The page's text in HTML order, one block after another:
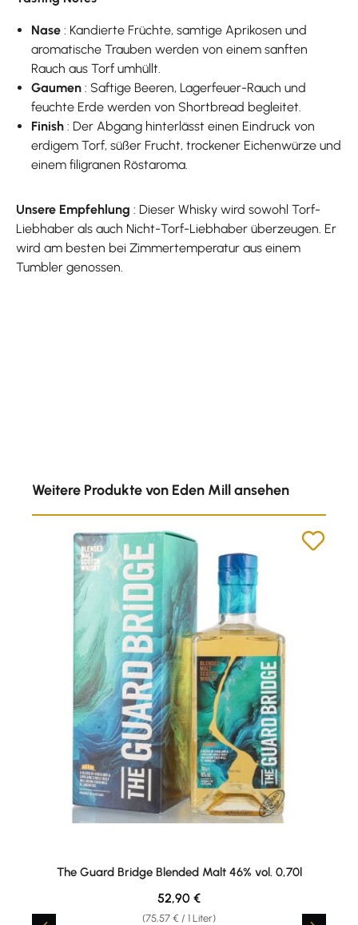
Nase: Kandierte Früchte, samtige Aprikosen und
aromatische Trauben werden von einem sanften
Rauch aus Torf umhüllt.
Gaumen: Saftige Beeren, Lagerfeuer-Rauch und
feuchte Erde werden von Shortbread begleitet.
Finish: Der Abgang hinterlässt einen Eindruck von
erdigem Torf, süßer Frucht, trockener Eichenwürze und
einem filigranen Röstaroma.
Unsere Empfehlung : Dieser Whisky wird sowohl Torf-
Liebhaber als auch Nicht-Torf-Liebhaber überzeugen. Er
wird am besten bei Zimmertemperatur aus einem
Tumbler genossen.
Weitere Produkte von Eden Mill ansehen
The Guard Bridge Blended Malt 46% vol. 0,70l
(75,57 € / 1 Liter)
Regulärer Preis:
52,90 €